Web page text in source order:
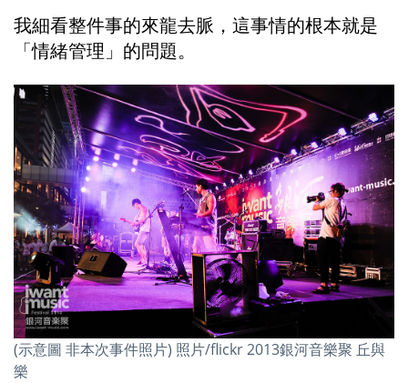
我細看整件事的來龍去脈，這事情的根本就是
「情緒管理」的問題。
(示意圖 非本次事件照片) 照片/flickr 2013銀河音樂聚 丘與
樂